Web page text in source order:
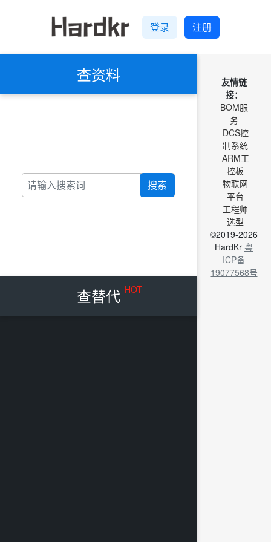
登录 注册
查资料
搜索
查替代 HOT
友情链
接：
BOM服
务
DCS控
制系统
ARM工
控板
物联网
平台
工程师
选型
©2019-2026
HardKr 粤
ICP备
19077568号